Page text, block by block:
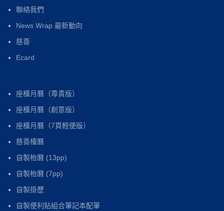
聯絡我們
News Wrap 最新動向
慈善
Ecard
座檯月曆（尊貴版）
座檯月曆（創意版）
座檯月曆（7頁輕便版）
慈善檯曆
自製枱曆 (13pp)
自製枱曆 (7pp)
自製掛歷
自製便利贴組合筆記本配筆